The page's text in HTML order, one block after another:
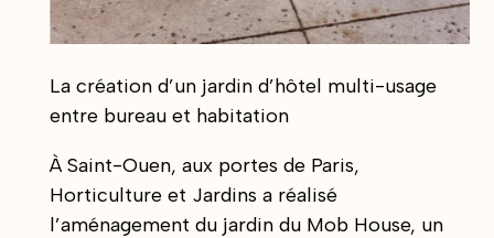
La création d’un jardin d’hôtel multi-usage
entre bureau et habitation
À Saint-Ouen, aux portes de Paris,
Horticulture et Jardins a réalisé
l’aménagement du jardin du Mob House, un